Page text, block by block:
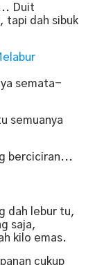
Duit
tapi dah sibuk
semata-
semuanya
berciciran...
dah lebur tu,
saja,
kilo emas.
cukup